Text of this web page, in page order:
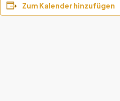
Zum Kalender hinzufügen